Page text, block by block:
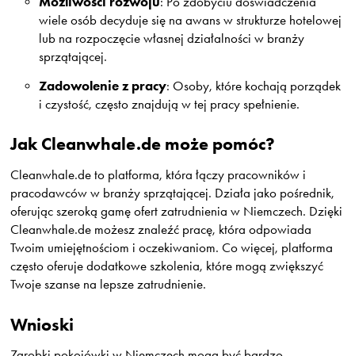
wiele osób decyduje się na awans w strukturze hotelowej
lub na rozpoczęcie własnej działalności w branży
sprzątającej.
Zadowolenie z pracy: Osoby, które kochają porządek
i czystość, często znajdują w tej pracy spełnienie.
Jak Cleanwhale.de może pomóc?
Cleanwhale.de to platforma, która łączy pracowników i
pracodawców w branży sprzątającej. Działa jako pośrednik,
oferując szeroką gamę ofert zatrudnienia w Niemczech. Dzięki
Cleanwhale.de możesz znaleźć pracę, która odpowiada
Twoim umiejętnościom i oczekiwaniom. Co więcej, platforma
często oferuje dodatkowe szkolenia, które mogą zwiększyć
Twoje szanse na lepsze zatrudnienie.
Wnioski